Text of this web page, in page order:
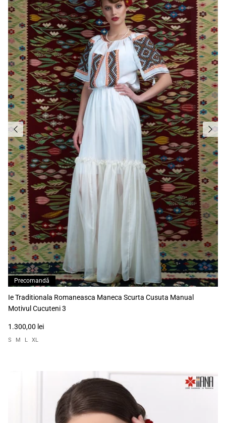
Precomandă
Ie Traditionala Romaneasca Maneca Scurta Cusuta Manual
Motivul Cucuteni 3
1.300,00 lei
S M L XL